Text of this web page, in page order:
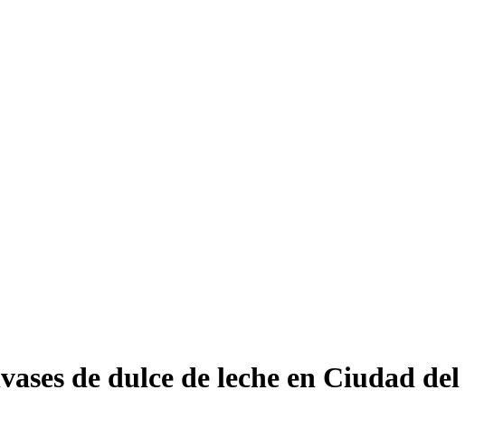
de dulce de leche en Ciudad del